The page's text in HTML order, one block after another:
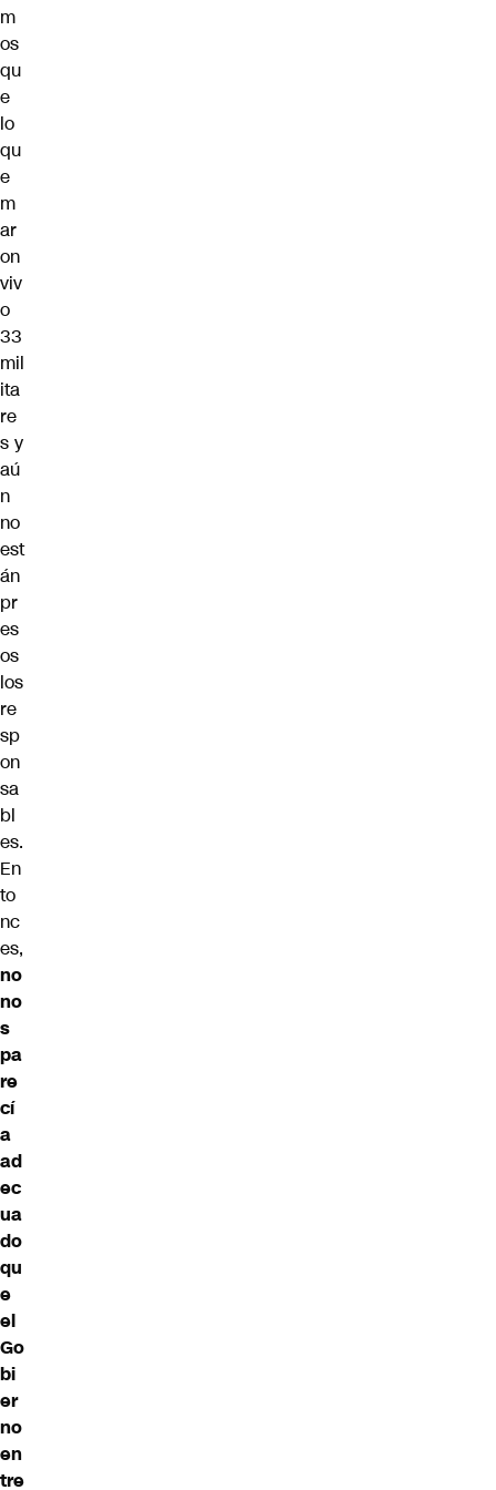
m
os
qu
e
lo
qu
e
m
ar
on
viv
o
33
mil
ita
re
s y
aú
n
no
est
án
pr
es
os
los
re
sp
on
sa
bl
es.
En
to
nc
es,
no
no
s
pa
re
cí
a
ad
ec
ua
do
qu
e
el
Go
bi
er
no
en
tre